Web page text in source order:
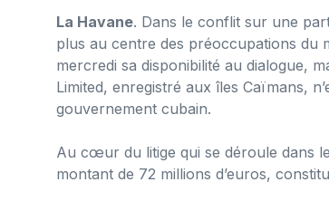
La Havane. Dans le conflit sur une
plus au centre des préoccupations du
mercredi sa disponibilité au dialogue,
Limited, enregistré aux îles Caïmans,
gouvernement cubain.
Au cœur du litige qui se déroule dans
montant de 72 millions d’euros,